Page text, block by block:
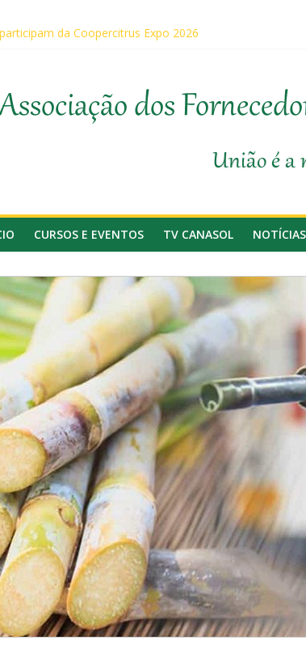
da Coopercitrus Expo 2026
da Agricultura, Feplana e Canasol mostram a difícil
na 1ª Edição do Fator Biológico da Canaplan
dos
União é a
CURSOS E EVENTOS TV CANASOL NOTÍCIAS